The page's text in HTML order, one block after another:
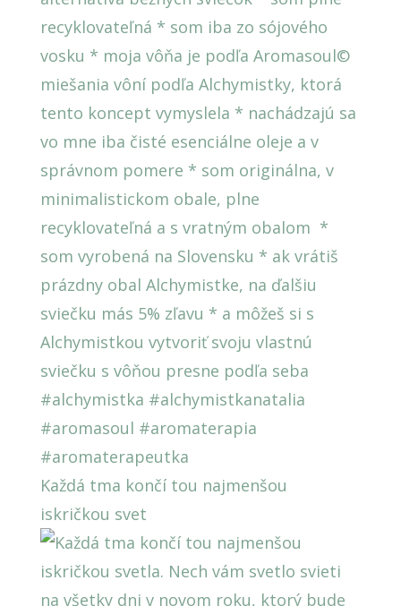
Každá tma končí tou najmenšou
iskričkou svet